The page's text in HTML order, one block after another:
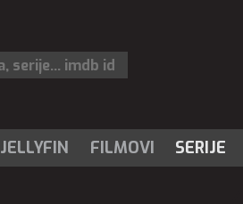
JELLYFIN FILMOVI SERIJE